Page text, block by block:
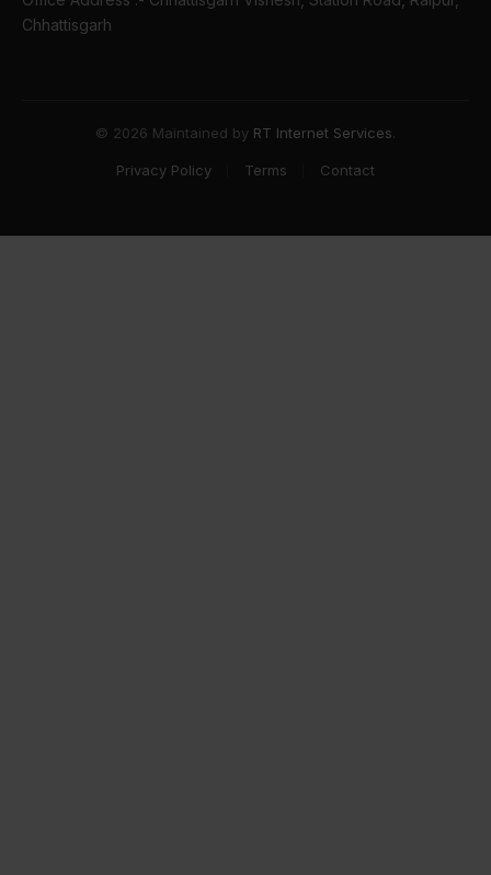
Chhattisgarh
© 2026 Maintained by RT Internet Services.
Privacy Policy Terms Contact